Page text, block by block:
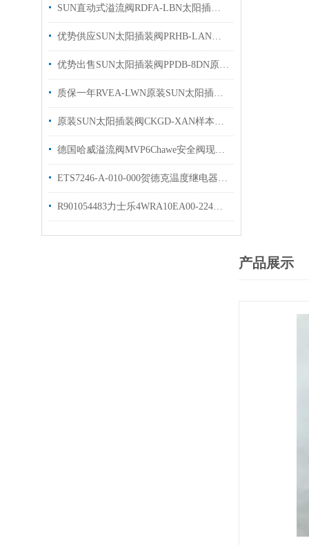
SUN直动式溢流阀RDFA-LBN太阳插装阀有库存欢迎询价
优势供应SUN太阳插装阀PRHB-LAN电磁阀原装现货
优势出售SUN太阳插装阀PPDB-8DN原装有库存
质保一年RVEA-LWN原装SUN太阳插装阀参数溢流阀
原装SUN太阳插装阀CKGD-XAN样本优势出售
德国哈威溢流阀MVP6Chawe安全阀现货库存
ETS7246-A-010-000贺德克温度继电器描述
R901054483力士乐4WRA10EA00-224位10通换向阀
产品展示